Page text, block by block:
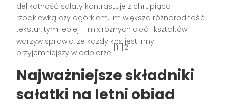
delikatność sałaty kontrastuje z chrupiącą
rzodkiewką czy ogórkiem. Im większa różnorodność
tekstur, tym lepiej – mix różnych cięć i kształtów
warzyw sprawia, że każdy kęs jest inny i
przyjemniejszy w odbiorze.
[1][2]
Najważniejsze składniki
sałatki na letni obiad